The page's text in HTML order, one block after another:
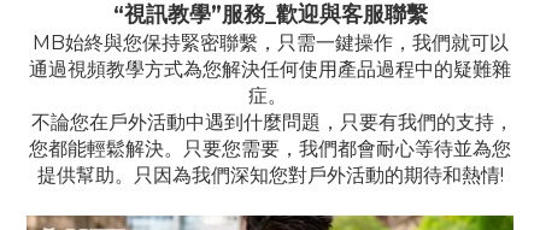
“視訊教學”服務_歡迎與客服聯繫
MB始終與您保持緊密聯繫，只需一鍵操作，我們就可以
通過視頻教學方式為您解決任何使用產品過程中的疑難雜
症。
不論您在戶外活動中遇到什麼問題，只要有我們的支持，
您都能輕鬆解決。只要您需要，我們都會耐心等待並為您
提供幫助。只因為我們深知您對戶外活動的期待和熱情!